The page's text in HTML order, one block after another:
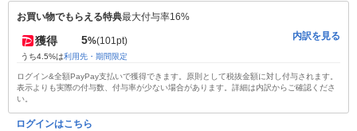
お買い物でもらえる特典最大付与率16%
獲得 5%(101pt)
うち4.5%は利用先・期間限定
内訳を見る
ログイン&全額PayPay支払いで獲得できます。原則として税抜金額に対し付与されます。
表示よりも実際の付与数、付与率が少ない場合があります。詳細は内訳からご確認くださ
い。
ログインはこちら